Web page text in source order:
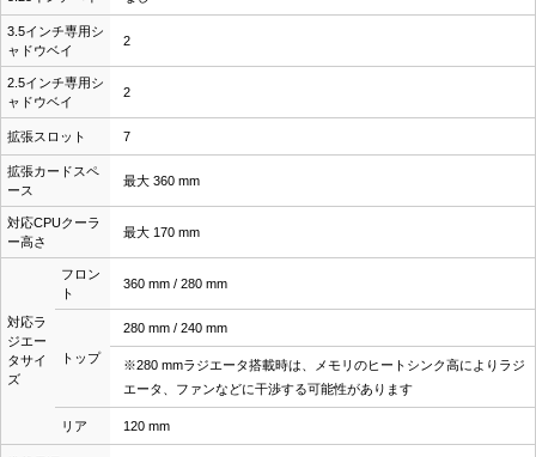
3.5インチ専用シ
ャドウベイ
2
2.5インチ専用シ
ャドウベイ
2
拡張スロット 7
拡張カードスペ
ース
最大 360 mm
対応CPUクーラ
ー高さ
最大 170 mm
対応ラ
ジエー
タサイ
ズ
フロン
ト
360 mm / 280 mm
トップ
280 mm / 240 mm
※280 mmラジエータ搭載時は、メモリのヒートシンク高によりラジ
エータ、ファンなどに干渉する可能性があります
リア 120 mm